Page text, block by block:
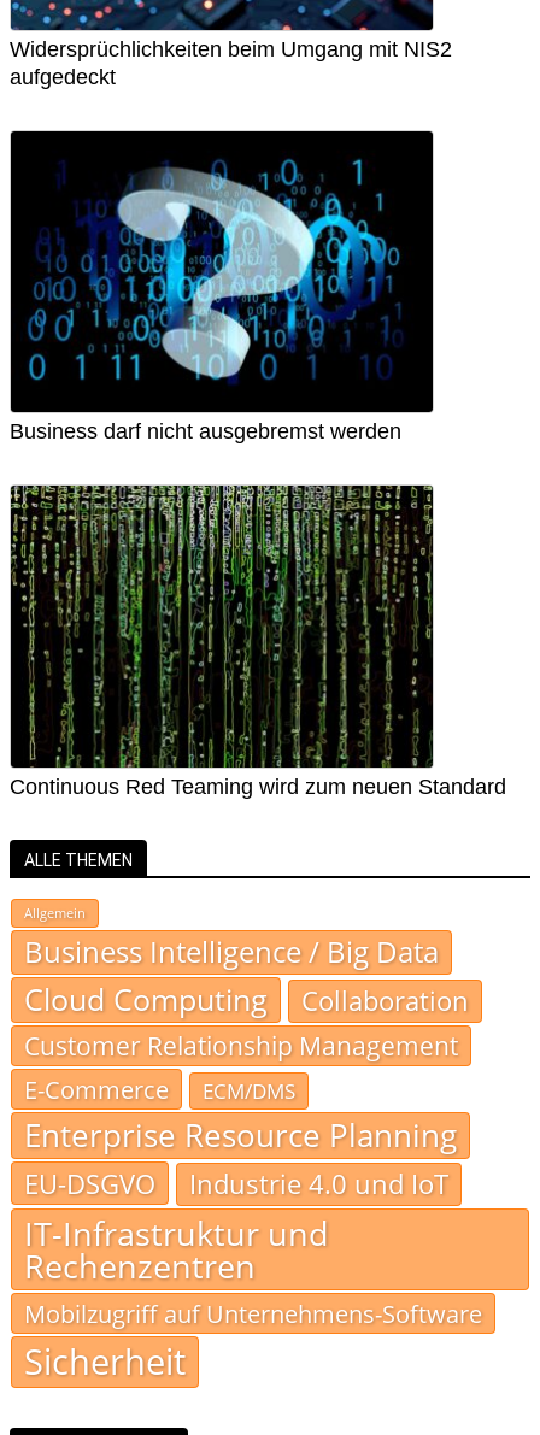
Widersprüchlichkeiten beim Umgang mit NIS2
aufgedeckt
Business darf nicht ausgebremst werden
Continuous Red Teaming wird zum neuen Standard
ALLE THEMEN
Allgemein
Business Intelligence / Big Data
Cloud Computing Collaboration
Customer Relationship Management
E-Commerce
ECM/DMS
Enterprise Resource Planning
EU-DSGVO Industrie 4.0 und IoT
IT-Infrastruktur und
Rechenzentren
Mobilzugriff auf Unternehmens-Software
Sicherheit